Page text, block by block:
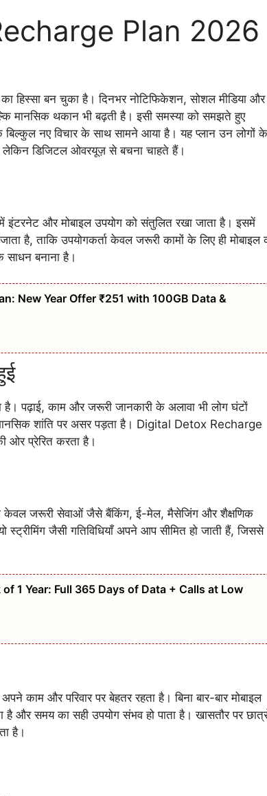
Plan 2026
हिस्सा बन चुका है। दिनभर नोटिफिकेशन, सोशल मीडिया और
मानसिक थकान भी बढ़ती है। इसी समस्या को समझते हुए
बिल्कुल नए विचार के साथ सामने आया है। यह प्लान उन लोगों के
लेकिन डिजिटल ओवरयूज़ से बचना चाहते हैं।
और मोबाइल उपयोग को संतुलित रखा जाता है। इसमें
है, ताकि उपयोगकर्ता केवल जरूरी कामों के लिए ही मोबाइल
बनाना है।
New Year Offer ₹251 with 100GB Data &
है। पढ़ाई, काम और जरूरी जानकारी के अलावा भी लोग घंटों
शांति पर असर पड़ता है। Digital Detox Recharge
ओर प्रेरित करता है।
जो केवल जरूरी सेवाओं जैसे बैंकिंग, ई-मेल, मैसेजिंग और शैक्षणिक
स्ट्रीमिंग जैसी गतिविधियाँ अपने आप सीमित हो जाती हैं, जिससे
1 Year: Full 365 Days of Data + Calls at Low
काम और परिवार पर बेहतर रहता है। बिना बार-बार मोबाइल
समय का सही उपयोग संभव हो पाता है। खासतौर पर
है।